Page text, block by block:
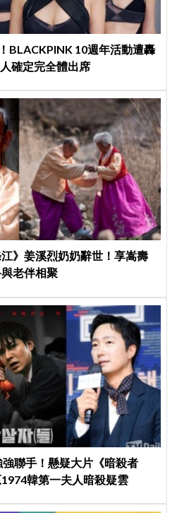
BLACKPINK 10週年活動遭轟
確定完全體出席
》姜溪烈奶奶辭世！享嵩壽
老伴相聚
聯手！懸疑大片《暗殺者
韓第一夫人暗殺疑雲